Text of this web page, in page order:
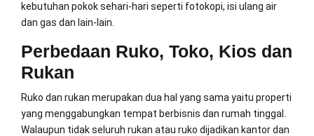
kebutuhan pokok sehari-hari seperti fotokopi, isi ulang air
dan gas dan lain-lain.
Perbedaan Ruko, Toko, Kios dan
Rukan
Ruko dan rukan merupakan dua hal yang sama yaitu properti
yang menggabungkan tempat berbisnis dan rumah tinggal.
Walaupun tidak seluruh rukan atau ruko dijadikan kantor dan